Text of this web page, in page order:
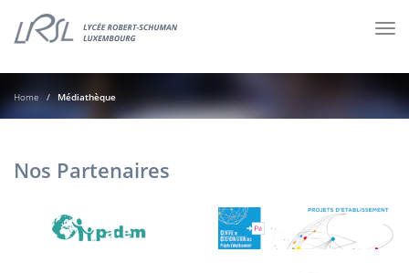
Home Médiathèque
Nos Partenaires